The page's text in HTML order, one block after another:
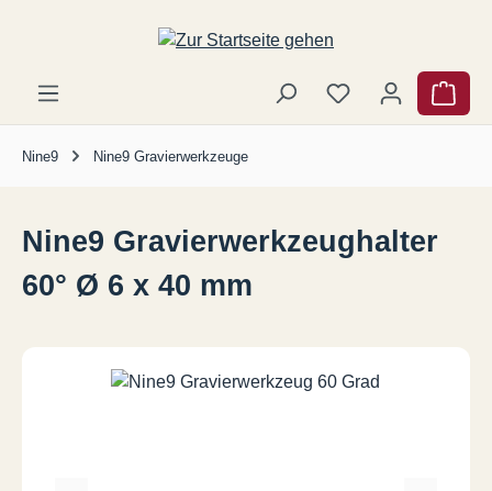
Zum Hauptinhalt springen
Nine9 Nine9 Gravierwerkzeuge
Nine9 Gravierwerkzeughalter
60° Ø 6 x 40 mm